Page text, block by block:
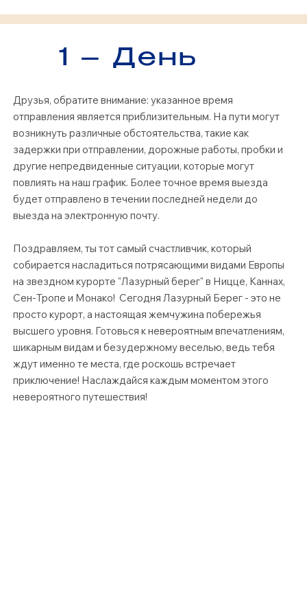
1 – День
Друзья, обратите внимание: указанное время
отправления является приблизительным. На пути могут
возникнуть различные обстоятельства, такие как
задержки при отправлении, дорожные работы, пробки и
другие непредвиденные ситуации, которые могут
повлиять на наш график. Более точное время выезда
будет отправлено в течении последней недели до
выезда на электронную почту.
Поздравляем, ты тот самый счастливчик, который
собирается насладиться потрясающими видами Европы
на звездном курорте "Лазурный берег" в Ницце, Каннах,
Сен-Тропе и Монако! Сегодня Лазурный Берег - это не
просто курорт, а настоящая жемчужина побережья
высшего уровня. Готовься к невероятным впечатлениям,
шикарным видам и безудержному веселью, ведь тебя
ждут именно те места, где роскошь встречает
приключение! Наслаждайся каждым моментом этого
невероятного путешествия!